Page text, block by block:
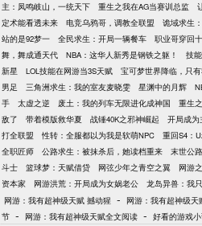
主：凤鸣岐山，一统天下
重生之我在AG当赛训总监
定术能看透未来
电竞乌鸦哥，调教全联盟 诡域求生
站的是92梦一
全民求生：开局一辆餐车 职业哥穿回
舞，舞成通天代
NBA：这华人新秀是钢铁之躯！ 技
新星
LOL技能在网游当3S天赋 宝可梦世界降临，只
男足
三角洲求生：我的室友麦晓雯 星渊中的月辉
手
太虚之逆 废土：我的列车无限进化成神国 重生
敌了
带着模版救华夏 战锤40K之邪神崛起 开局成为
打全联盟
性转：全服都以为我是软萌NPC 重回S4：
全职匠师
公路求生：被抹杀后，她读档重来 末世公
斗士
篮球梦：天赋借贷 网弦少年之青空之翼 网游
资本家
网游洪荒：开局成为女娲老公 龙岛异兽：我
网游：我有超神级天赋 撼动猩 - 网游：我有超神级天
节 - 网游：我有超神级天赋全文阅读 - 好看的游戏